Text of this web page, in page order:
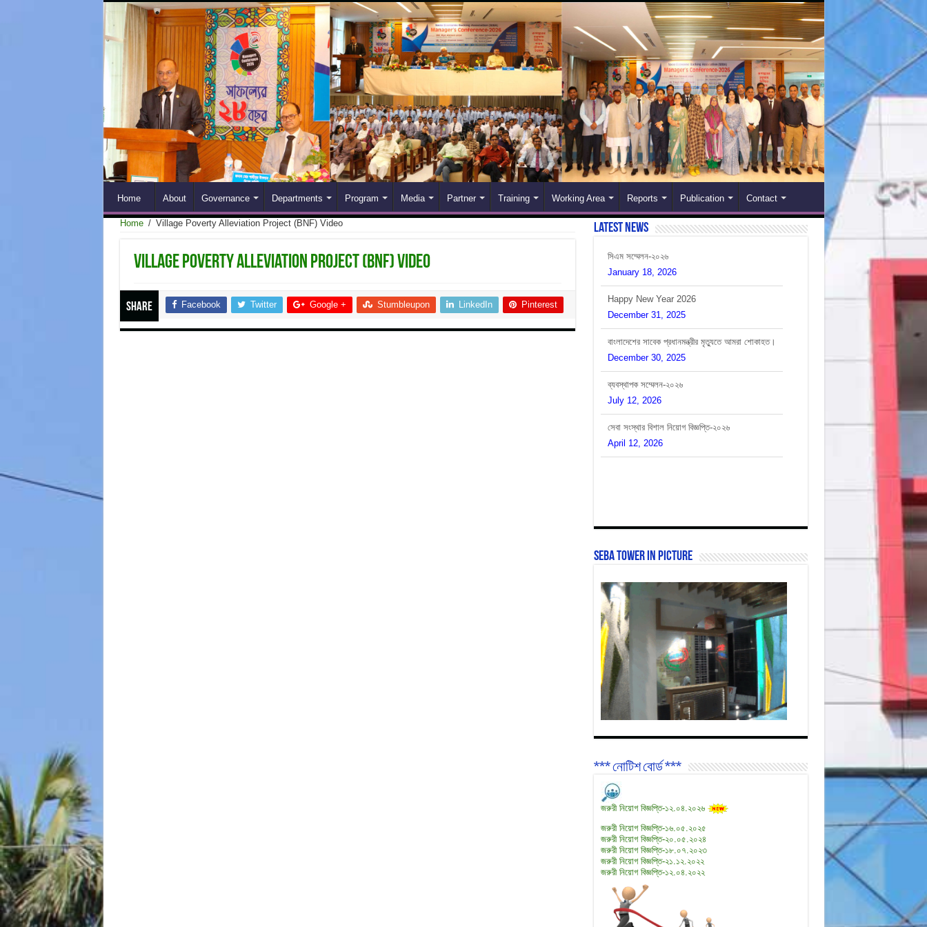
Home About Governance Departments Program Media Partner Training Working Area Reports Publication Contact
Home / Village Poverty Alleviation Project (BNF) Video
Village Poverty Alleviation Project (BNF) Video
Share Facebook Twitter Google + Stumbleupon LinkedIn Pinterest
Latest News
Happy New Year 2026
December 31, 2025
বাংলাদেশের সাবেক প্রধানমন্ত্রীর মৃত্যুতে আমরা শোকাহত।
December 30, 2025
ব্যবস্থাপক সম্মেলন-২০২৬
July 12, 2026
সেবা সংস্থার বিশাল নিয়োগ বিজ্ঞপ্তি-২০২৬
April 12, 2026
সিএম সম্মেলন-২০২৬
January 18, 2026
SEBA Tower In Picture
*** নোটিশ বোর্ড ***
জরুরী নিয়োগ বিজ্ঞপ্তি-১২.০৪.২০২৬
জরুরী নিয়োগ বিজ্ঞপ্তি-১৬.০৫.২০২৫
জরুরী নিয়োগ বিজ্ঞপ্তি-২০.০৫.২০২৪
জরুরী নিয়োগ বিজ্ঞপ্তি-১৮.০৭.২০২৩
জরুরী নিয়োগ বিজ্ঞপ্তি-২১.১২.২০২২
জরুরী নিয়োগ বিজ্ঞপ্তি-১২.০৪.২০২২